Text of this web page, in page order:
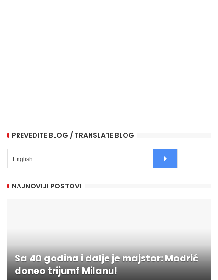
PREVEDITE BLOG / TRANSLATE BLOG
NAJNOVIJI POSTOVI
Sa 40 godina i dalje je majstor: Modrić
doneo trijumf Milanu!